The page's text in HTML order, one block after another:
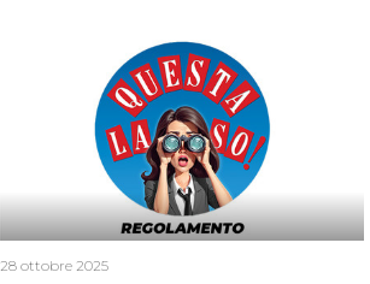
28 ottobre 2025